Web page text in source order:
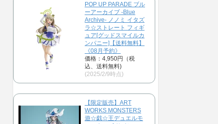
POP UP PARADE ブル
ーアーカイブ -Blue
Archive- ノノミ イタズ
ラ☆ストレート フィギ
ュア[グッドスマイルカ
ンパニー]【送料無料】
《08月予約》
価格：4,950円（税
込、送料無料)
(2025/2/9時点)
【限定販売】ART
WORKS MONSTERS
遊☆戯☆王デュエルモ